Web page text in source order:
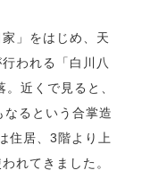
」をはじめ、天
われる「白川八
近くで見ると、
るという合掌造
住居、3階より上
れてきました。